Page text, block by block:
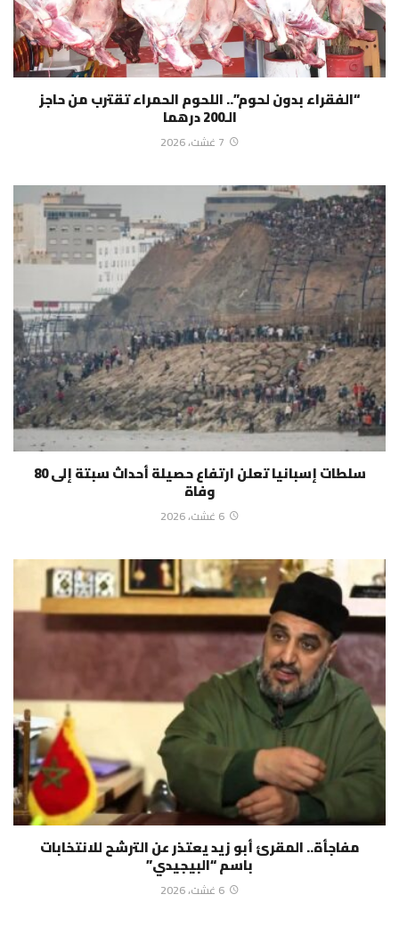
“الفقراء بدون لحوم”.. اللحوم الحمراء تقترب من حاجز
الـ200 درهما
7 غشت، 2026
سلطات إسبانيا تعلن ارتفاع حصيلة أحداث سبتة إلى 80
وفاة
6 غشت، 2026
مفاجأة.. المقرئ أبو زيد يعتذر عن الترشح للانتخابات
باسم “البيجيدي”
6 غشت، 2026